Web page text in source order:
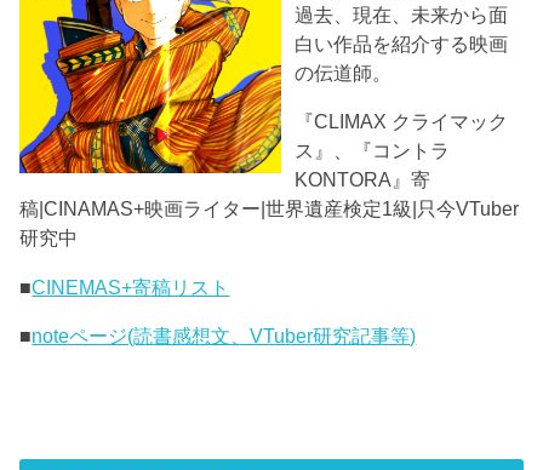
過去、現在、未来から面
白い作品を紹介する映画
の伝道師。
『CLIMAX クライマック
ス』、『コントラ
KONTORA』寄
稿|CINAMAS+映画ライター|世界遺産検定1級|只今VTuber
研究中
■CINEMAS+寄稿リスト
■noteページ(読書感想文、VTuber研究記事等)